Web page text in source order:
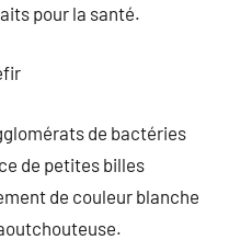
pour la santé.
de bactéries
de petites billes
de couleur blanche